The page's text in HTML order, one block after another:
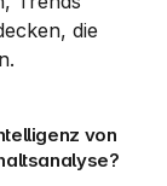
die
von